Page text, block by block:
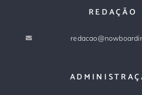
REDAÇÃO